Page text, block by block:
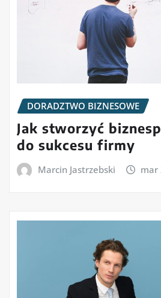
DORADZTWO BIZNESOWE
Jak stworzyć
do sukcesu firmy
Marcin Jastrzebski mar